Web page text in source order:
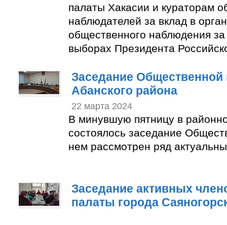
палаты Хакасии и кураторам
наблюдателей за вклад в
общественного наблюдения
выборах Президента
Заседание Общественной
Абанского района
22 марта 2024
В минувшую пятницу в
состоялось заседание
нем рассмотрен ряд
Заседание активных
палаты города